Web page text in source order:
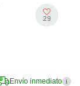
29
Envío inmediato i